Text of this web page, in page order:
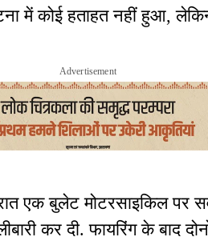
में कोई हताहत नहीं हुआ,
Advertisement
एक बुलेट मोटरसाइकिल पर
कर दी. फायरिंग के बाद